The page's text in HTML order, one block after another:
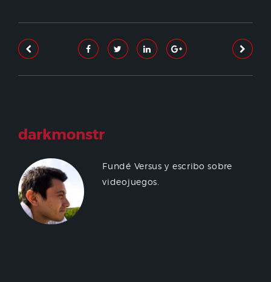
darkmonstr
Fundé Versus y escribo sobre
videojuegos.